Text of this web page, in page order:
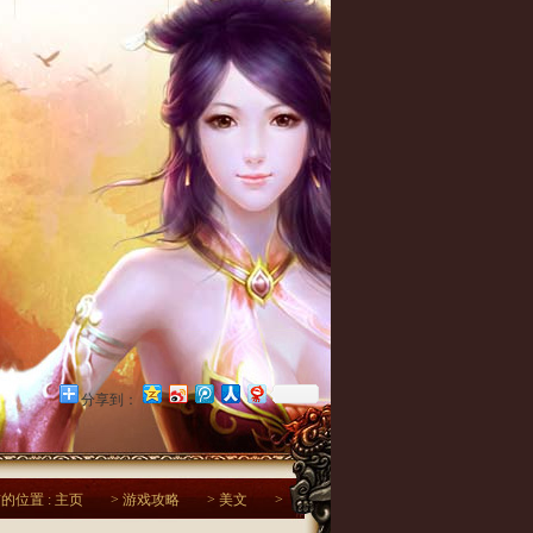
分享到：
位置 :主页 > 游戏攻略 >美文 >